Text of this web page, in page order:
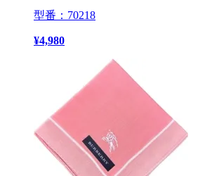
型番：70218
¥4,980